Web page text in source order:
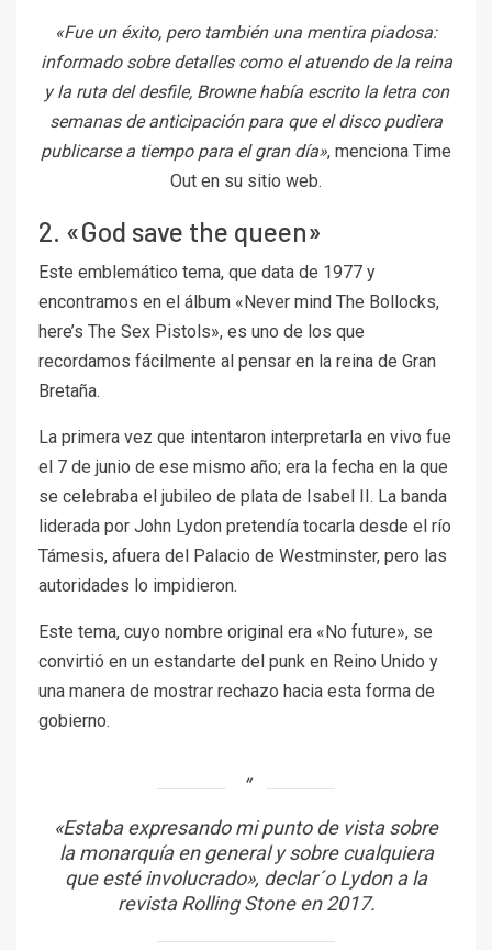
«Fue un éxito, pero también una mentira piadosa:
informado sobre detalles como el atuendo de la reina
y la ruta del desfile, Browne había escrito la letra con
semanas de anticipación para que el disco pudiera
publicarse a tiempo para el gran día», menciona Time
Out en su sitio web.
2. «God save the queen»
Este emblemático tema, que data de 1977 y
encontramos en el álbum «Never mind The Bollocks,
here’s The Sex Pistols», es uno de los que
recordamos fácilmente al pensar en la reina de Gran
Bretaña.
La primera vez que intentaron interpretarla en vivo fue
el 7 de junio de ese mismo año; era la fecha en la que
se celebraba el jubileo de plata de Isabel II. La banda
liderada por John Lydon pretendía tocarla desde el río
Támesis, afuera del Palacio de Westminster, pero las
autoridades lo impidieron.
Este tema, cuyo nombre original era «No future», se
convirtió en un estandarte del punk en Reino Unido y
una manera de mostrar rechazo hacia esta forma de
gobierno.
«Estaba expresando mi punto de vista sobre
la monarquía en general y sobre cualquiera
que esté involucrado», declar´o Lydon a la
revista Rolling Stone en 2017.